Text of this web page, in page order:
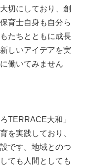
切にしており、創
育士自身も自分ら
たちとともに成長
しいアイデアを実
働いてみません
TERRACE大和」
を実践しており、
です。地域とのつ
ても人間としても